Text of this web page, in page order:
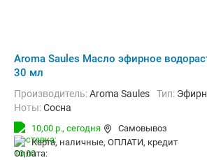
Aroma Saules Масло эфирное
30 мл
Производитель:Aroma Saules Тип:
Ноты:Сосна
10,00 р., сегодня
Самовывоз
карта, наличные, ОПЛАТИ, кредит